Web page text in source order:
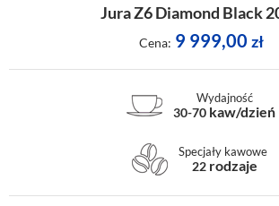
Jura Z6 Diamond Black
Cena: 9 999,00 zł
Wydajność
30-70 kaw/dzień
Specjały kawowe
22 rodzaje